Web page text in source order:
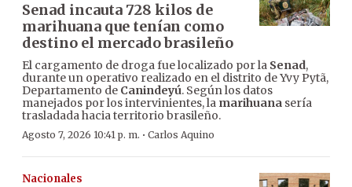
Senad incauta 728 kilos de
marihuana que tenían como
destino el mercado brasileño
El cargamento de droga fue localizado por la Senad,
durante un operativo realizado en el distrito de Yvy Pytã,
Departamento de Canindeyú. Según los datos
manejados por los intervinientes, la marihuana sería
trasladada hacia territorio brasileño.
Agosto 7, 2026 10:41 p. m. · Carlos Aquino
Nacionales